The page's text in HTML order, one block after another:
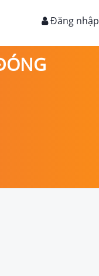
Đăng nhập